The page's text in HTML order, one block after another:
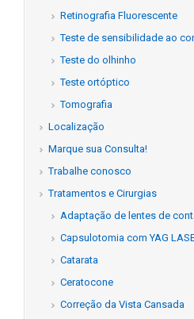
Retinografia Fluorescente
Teste de sensibilidade ao
Teste do olhinho
Teste ortóptico
Tomografia
Localização
Marque sua Consulta!
Trabalhe conosco
Tratamentos e Cirurgias
Adaptação de lentes de
Capsulotomia com YAG
Catarata
Ceratocone
Correção da Vista Cansada